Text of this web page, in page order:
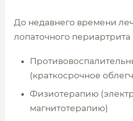
До недавнего времени
лопаточного
(краткосрочное
Физиотерапию
магнитотерапию)